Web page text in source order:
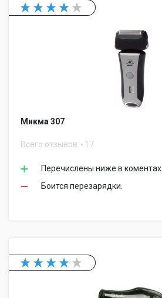
Микма 307
Всего отзывов 17
Перечислены ниже в коментах
Боится перезарядки.